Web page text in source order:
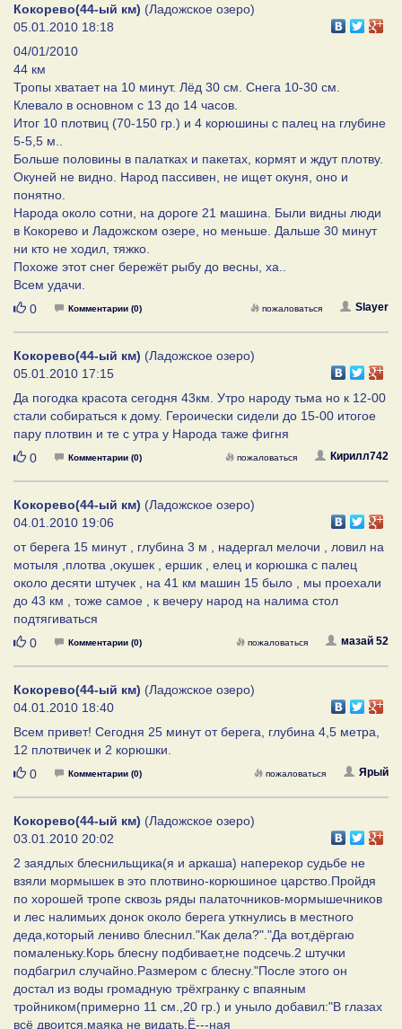
Кокорево(44-ый км) (Ладожское озеро)
05.01.2010 18:18
04/01/2010
44 км
Тропы хватает на 10 минут. Лёд 30 см. Снега 10-30 см.
Клевало в основном с 13 до 14 часов.
Итог 10 плотвиц (70-150 гр.) и 4 корюшины с палец на глубине
5-5,5 м..
Больше половины в палатках и пакетах, кормят и ждут плотву.
Окуней не видно. Народ пассивен, не ищет окуня, оно и
понятно.
Народа около сотни, на дороге 21 машина. Были видны люди
в Кокорево и Ладожском озере, но меньше. Дальше 30 минут
ни кто не ходил, тяжко.
Похоже этот снег бережёт рыбу до весны, ха..
Всем удачи.
Нравится
0 Комментарии (0) Slayer
пожаловаться
Кокорево(44-ый км) (Ладожское озеро)
05.01.2010 17:15
Да погодка красота сегодня 43км. Утро народу тьма но к 12-00
стали собираться к дому. Героически сидели до 15-00 итогое
пару плотвин и те с утра у Народа таже фигня
Нравится
0 Комментарии (0) Кирилл742
пожаловаться
Кокорево(44-ый км) (Ладожское озеро)
04.01.2010 19:06
от берега 15 минут , глубина 3 м , надергал мелочи , ловил на
мотыля ,плотва ,окушек , ершик , елец и корюшка с палец
около десяти штучек , на 41 км машин 15 было , мы проехали
до 43 км , тоже самое , к вечеру народ на налима стол
подтягиваться
Нравится
0 Комментарии (0) мазай 52
пожаловаться
Кокорево(44-ый км) (Ладожское озеро)
04.01.2010 18:40
Всем привет! Сегодня 25 минут от берега, глубина 4,5 метра,
12 плотвичек и 2 корюшки.
Нравится
0 Комментарии (0) Ярый
пожаловаться
Кокорево(44-ый км) (Ладожское озеро)
03.01.2010 20:02
2 заядлых блеснильщика(я и аркаша) наперекор судьбе не
взяли мормышек в это плотвино-корюшиное царство.Пройдя
по хорошей тропе сквозь ряды палаточников-мормышечников
и лес налимьих донок около берега уткнулись в местного
деда,который лениво блеснил."Как дела?"."Да вот,дёргаю
помаленьку.Корь блесну подбивает,не подсечь.2 штучки
подбагрил случайно.Размером с блесну."После этого он
достал из воды громадную трёхгранку с впаяным
тройником(примерно 11 см.,20 гр.) и уныло добавил:"В глазах
всё двоится,маяка не видать.Ё---ная